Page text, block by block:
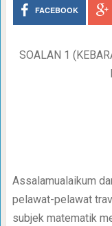
FACEBOOK
SOALAN 1
Assalamualaikum
pelawat-pelawat
subjek matematik